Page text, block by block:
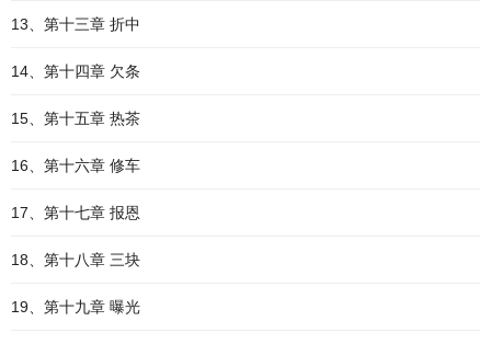
13、第十三章 折中
14、第十四章 欠条
15、第十五章 热茶
16、第十六章 修车
17、第十七章 报恩
18、第十八章 三块
19、第十九章 曝光